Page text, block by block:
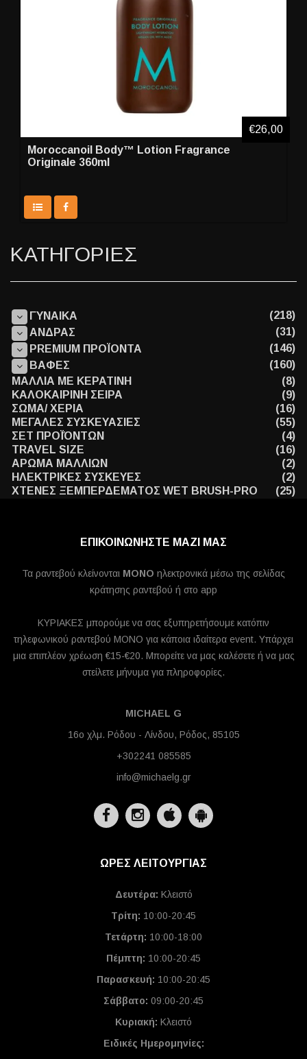
Moroccanoil Body™ Lotion Fragrance
Originale 360ml
€26,00
ΚΑΤΗΓΟΡΙΕΣ
ΓΥΝΑΙΚΑ
(218)
ΑΝΔΡΑΣ
(31)
PREMIUM ΠΡΟΪΟΝΤΑ
(146)
ΒΑΦΕΣ
(160)
ΜΑΛΛΙΑ ΜΕ ΚΕΡΑΤΙΝΗ
(8)
ΚΑΛΟΚΑΙΡΙΝΗ ΣΕΙΡΑ
(9)
ΣΩΜΑ/ ΧΕΡΙΑ
(16)
ΜΕΓΑΛΕΣ ΣΥΣΚΕΥΑΣΙΕΣ
(55)
ΣΕΤ ΠΡΟΪΌΝΤΩΝ
(4)
TRAVEL SIZE
(16)
ΑΡΩΜΑ ΜΑΛΛΙΩΝ
(2)
ΗΛΕΚΤΡΙΚΕΣ ΣΥΣΚΕΥΕΣ
(2)
ΧΤΕΝΕΣ ΞΕΜΠΕΡΔΕΜΑΤΟΣ WET BRUSH-PRO
(25)
ΕΠΙΚΟΙΝΩΝΗΣΤΕ ΜΑΖΙ ΜΑΣ
Τα ραντεβού κλείνονται MONO ηλεκτρονικά μέσω της σελίδας
κράτησης ραντεβού ή στο app
ΚΥΡΙΑΚΕΣ μπορούμε να σας εξυπηρετήσουμε κατόπιν
τηλεφωνικού ραντεβού ΜΟΝΟ για κάποια ιδαίτερα event. Υπάρχει
μια επιπλέον χρέωση €15-€20. Μπορείτε να μας καλέσετε ή να μας
στείλετε μήνυμα για πληροφορίες.
MICHAEL G
16ο χλμ. Ρόδου - Λίνδου, Ρόδος, 85105
+302241 085585
info@michaelg.gr
ΩΡΕΣ ΛΕΙΤΟΥΡΓΙΑΣ
Δευτέρα: Κλειστό
Τρίτη: 10:00-20:45
Τετάρτη: 10:00-18:00
Πέμπτη: 10:00-20:45
Παρασκευή: 10:00-20:45
Σάββατο: 09:00-20:45
Κυριακή: Κλειστό
Ειδικές Ημερομηνίες: